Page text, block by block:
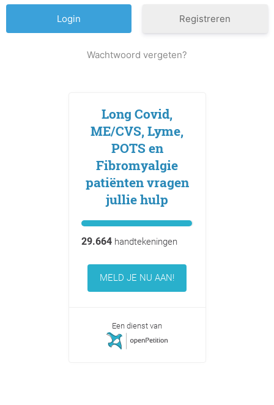
Registreren
Wachtwoord vergeten?
Long Covid,
ME/CVS, Lyme,
POTS en
Fibromyalgie
patiënten vragen
jullie hulp
29.664handtekeningen
MELD JE NU AAN!
Een dienst van